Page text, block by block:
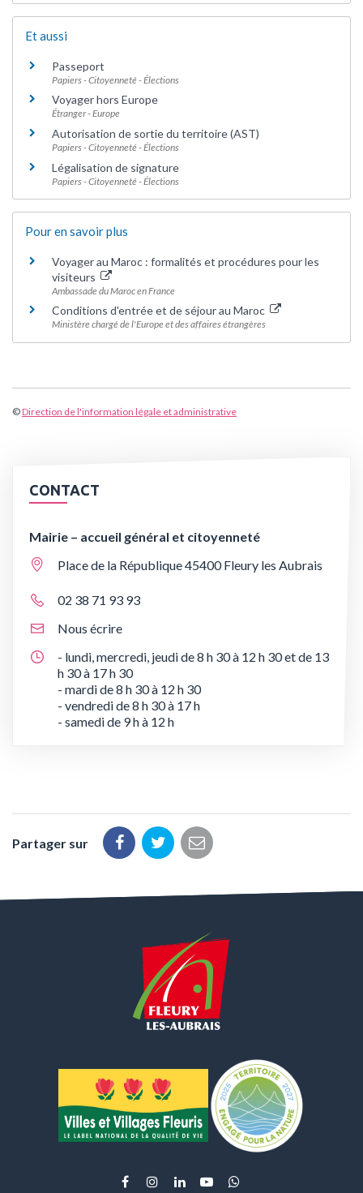
Et aussi
Passeport
Papiers - Citoyenneté - Élections
Voyager hors Europe
Étranger - Europe
Autorisation de sortie du territoire (AST)
Papiers - Citoyenneté - Élections
Légalisation de signature
Papiers - Citoyenneté - Élections
Pour en savoir plus
Voyager au Maroc : formalités et procédures pour les
visiteurs
Ambassade du Maroc en France
Conditions d'entrée et de séjour au Maroc
Ministère chargé de l'Europe et des affaires étrangères
©Direction de l'information légale et administrative
CONTACT
Mairie – accueil général et citoyenneté
Place de la République 45400 Fleury les Aubrais
02 38 71 93 93
Nous écrire
- lundi, mercredi, jeudi de 8 h 30 à 12 h 30 et de 13
h 30 à 17 h 30
- mardi de 8 h 30 à 12 h 30
- vendredi de 8 h 30 à 17 h
- samedi de 9 h à 12 h
Partager sur
Partager
Facebook
Partager
Twitter
Partager
email
Lien
Lien
Lien
Lien